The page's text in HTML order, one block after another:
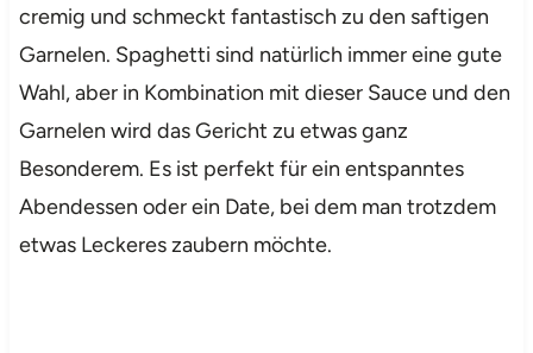
cremig und schmeckt fantastisch zu den saftigen
Garnelen. Spaghetti sind natürlich immer eine gute
Wahl, aber in Kombination mit dieser Sauce und den
Garnelen wird das Gericht zu etwas ganz
Besonderem. Es ist perfekt für ein entspanntes
Abendessen oder ein Date, bei dem man trotzdem
etwas Leckeres zaubern möchte.